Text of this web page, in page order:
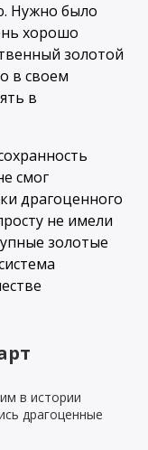
Нужно было
хорошо
золотой
в своем
в
смог
драгоценного
не имели
золотые
в истории
драгоценные